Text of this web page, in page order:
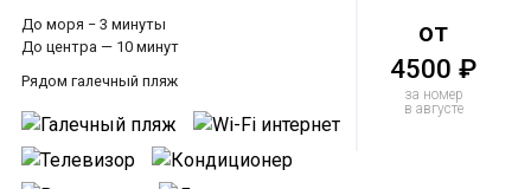
До моря − 3 минуты
До центра — 10 минут
Рядом галечный пляж
от
4500 ₽
за номер
в августе